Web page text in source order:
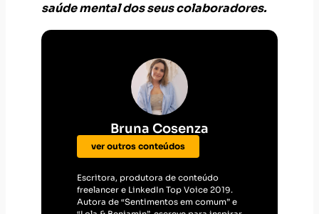
saúde mental dos seus colaboradores.
Bruna Cosenza
ver outros conteúdos
Escritora, produtora de conteúdo
freelancer e LinkedIn Top Voice 2019.
Autora de “Sentimentos em comum” e